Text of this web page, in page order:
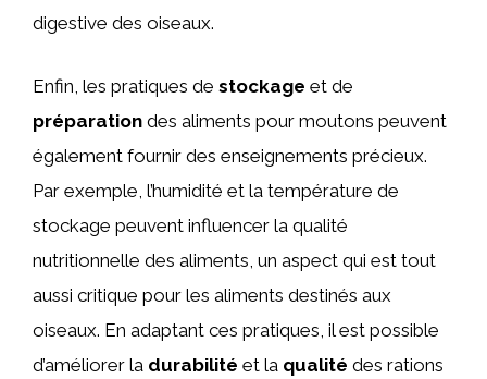
digestive des oiseaux.
Enfin, les pratiques de stockage et de
préparation des aliments pour moutons peuvent
également fournir des enseignements précieux.
Par exemple, l’humidité et la température de
stockage peuvent influencer la qualité
nutritionnelle des aliments, un aspect qui est tout
aussi critique pour les aliments destinés aux
oiseaux. En adaptant ces pratiques, il est possible
d’améliorer la durabilité et la qualité des rations